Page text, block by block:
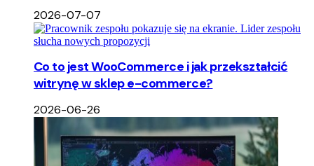
2026-07-07
Co to jest WooCommerce i jak przekształcić
witrynę w sklep e-commerce?
2026-06-26